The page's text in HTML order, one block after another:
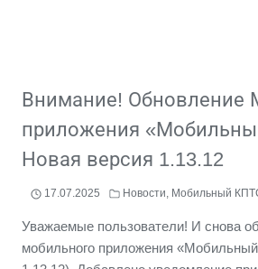
Внимание! Обновление
приложения
Новая версия 1.13.12
17.07.2025 Новости, Мобильный
Уважаемые пользователи! И снова
мобильного приложения